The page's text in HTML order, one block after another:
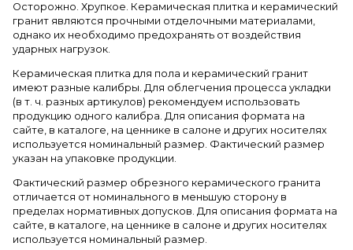
Осторожно. Хрупкое. Керамическая плитка и керамический
гранит являются прочными отделочными материалами,
однако их необходимо предохранять от воздействия
ударных нагрузок.
Керамическая плитка для пола и керамический гранит
имеют разные калибры. Для облегчения процесса укладки
(в т. ч. разных артикулов) рекомендуем использовать
продукцию одного калибра. Для описания формата на
сайте, в каталоге, на ценнике в салоне и других носителях
используется номинальный размер. Фактический размер
указан на упаковке продукции.
Фактический размер обрезного керамического гранита
отличается от номинального в меньшую сторону в
пределах нормативных допусков. Для описания формата на
сайте, в каталоге, на ценнике в салоне и других носителях
используется номинальный размер.